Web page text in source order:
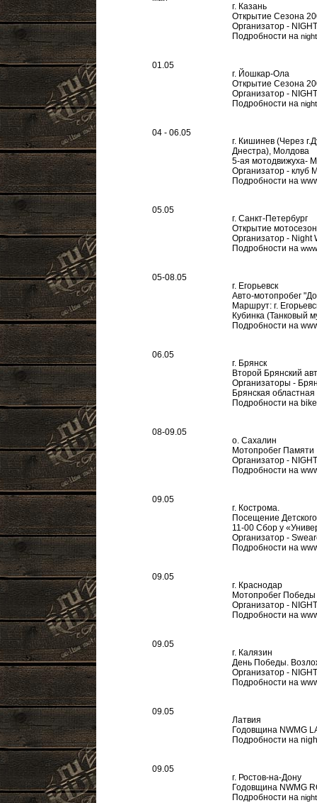
г. Казань
Открытие Сезона
Организатор -
Подробности на
01.05
г. Йошкар-Ола
Открытие Сезона
Организатор -
Подробности на
04 - 06.05
г. Кишинев (Через
Днестра), Молдова
5-ая мотодвижуха-
Организатор - клуб
Подробности на
05.05
г. Санкт-Петербург
Открытие
Организатор - Night
Подробности на
05-08.05
г. Егорьевск
Авто-мотопробег
Маршрут: г.
Кубинка (Танковый
Подробности на
06.05
г. Брянск
Второй Брянский
Организаторы -
Брянская
Подробности на
08-09.05
о. Сахалин
Мотопробег Памяти
Организатор -
Подробности на
09.05
г. Кострома.
Посещение
11-00 Сбор у
Организатор -
Подробности на
09.05
г. Краснодар
Мотопробег Победы
Организатор -
Подробности на
09.05
г. Калязин
День Победы.
Организатор -
Подробности на
09.05
Латвия
Годовщина NWMG
Подробности на
09.05
г. Ростов-на-Дону
Годовщина NWMG
Подробности на